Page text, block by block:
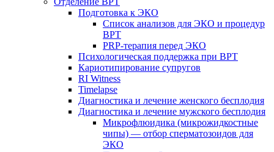
Подготовка к ЭКО
Список анализов для ЭКО и процедур
ВРТ
PRP-терапия перед ЭКО
Психологическая поддержка при ВРТ
Кариотипирование супругов
RI Witness
Timelapse
Диагностика и лечение женского бесплодия
Диагностика и лечение мужского бесплодия
Микрофлюидика (микрожидкостные
чипы) — отбор сперматозоидов для
ЭКО